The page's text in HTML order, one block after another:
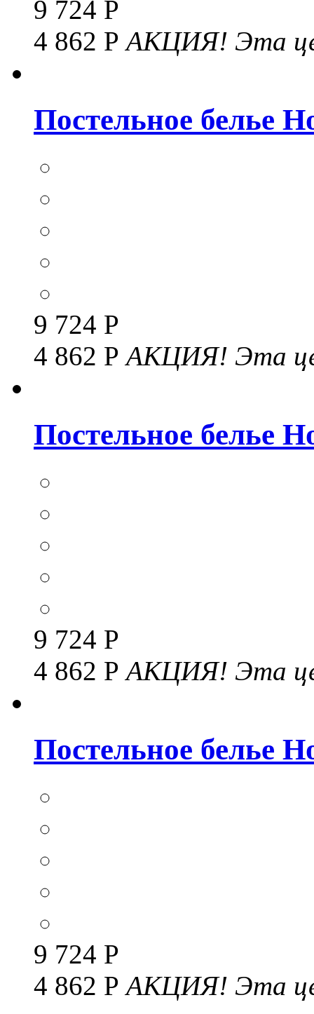
9 724 Р
4 862 РАКЦИЯ! Эта
Постельное белье
9 724 Р
4 862 РАКЦИЯ! Эта
Постельное белье
9 724 Р
4 862 РАКЦИЯ! Эта
Постельное белье
9 724 Р
4 862 Р АКЦИЯ! Эта